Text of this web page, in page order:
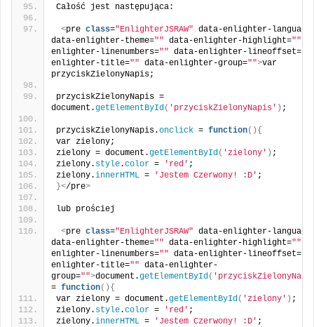
Całość jest następująca:
<pre class="EnlighterJSRAW" data-enlighter-
data-enlighter-theme="" data-enlighter-highlight=""
enlighter-linenumbers="" data-enlighter-lineoffset=
enlighter-title="" data-enlighter-group="">var
przyciskZielonyNapis;
przyciskZielonyNapis =
document.getElementById( 'przyciskZielonyNapis' ) ;
przyciskZielonyNapis.onclick = function(){
var zielony;
zielony = document.getElementById( 'zielony' ) ;
zielony. style.color = 'red' ;
zielony.innerHTML = 'Jestem Czerwony! :D' ;
}</pre>
lub prościej
<pre class="EnlighterJSRAW" data-enlighter-
data-enlighter-theme="" data-enlighter-highlight=""
enlighter-linenumbers="" data-enlighter-lineoffset=
enlighter-title="" data-enlighter-
group="">document.getElementById(
= function(){
var zielony = document.getElementById( 'zielony' ) ;
zielony. style.color = 'red' ;
zielony.innerHTML = 'Jestem Czerwony! :D' ;